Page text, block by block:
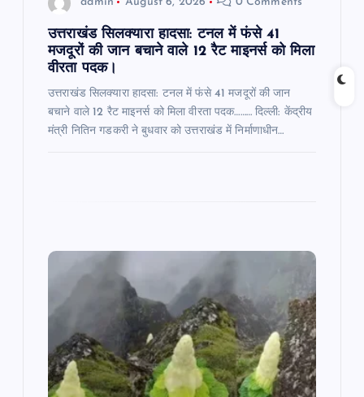
उत्तराखंड सिलक्यारा हादसा: टनल में फंसे 41
मजदूरों की जान बचाने वाले 12 रैट माइनर्स को मिला
वीरता पदक।
उत्तराखंड सिलक्यारा हादसा: टनल में फंसे 41 मजदूरों की जान
बचाने वाले 12 रैट माइनर्स को मिला वीरता पदक……… दिल्ली: केंद्रीय
मंत्री नितिन गडकरी ने बुधवार को उत्तराखंड में निर्माणाधीन…